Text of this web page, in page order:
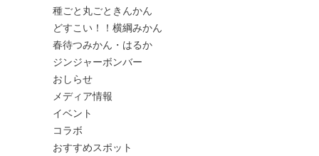
種ごと丸ごときんかん
どすこい！！横綱みかん
春待つみかん・はるか
ジンジャーボンバー
おしらせ
メディア情報
イベント
コラボ
おすすめスポット